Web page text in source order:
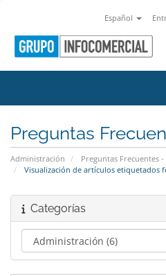
Español
Preguntas
Administración
Preguntas Frecuentes -
Visualización de artículos etiquetados
Categorías